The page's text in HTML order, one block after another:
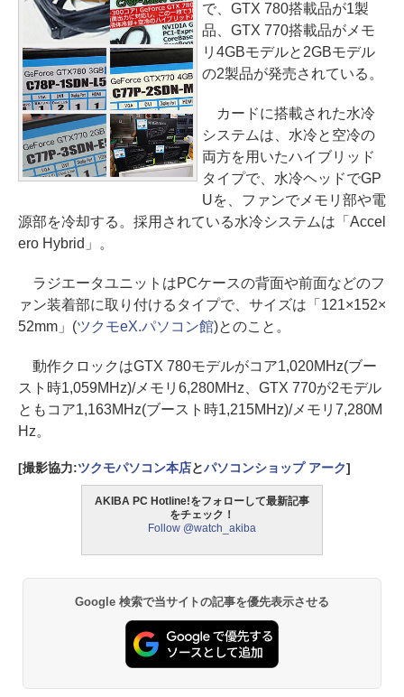
で、GTX 780搭載品が1製
品、GTX 770搭載品がメモ
リ4GBモデルと2GBモデル
の2製品が発売されている。
カードに搭載された水冷
システムは、水冷と空冷の
両方を用いたハイブリッド
タイプで、水冷ヘッドでGP
Uを、ファンでメモリ部や電
源部を冷却する。採用されている水冷システムは「Accel
ero Hybrid」。
ラジエータユニットはPCケースの背面や前面などのフ
ァン装着部に取り付けるタイプで、サイズは「121×152×
52mm」(ツクモeX.パソコン館)とのこと。
動作クロックはGTX 780モデルがコア1,020MHz(ブー
スト時1,059MHz)/メモリ6,280MHz、GTX 770が2モデル
ともコア1,163MHz(ブースト時1,215MHz)/メモリ7,280M
Hz。
[撮影協力:ツクモパソコン本店とパソコンショップ アーク]
AKIBA PC Hotline!をフォローして最新記事
をチェック！
Follow @watch_akiba
Google 検索で当サイトの記事を優先表示させる